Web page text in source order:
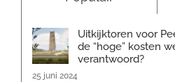
Uitkijktoren voor
de “hoge” kosten
verantwoord?
25 juni 2024